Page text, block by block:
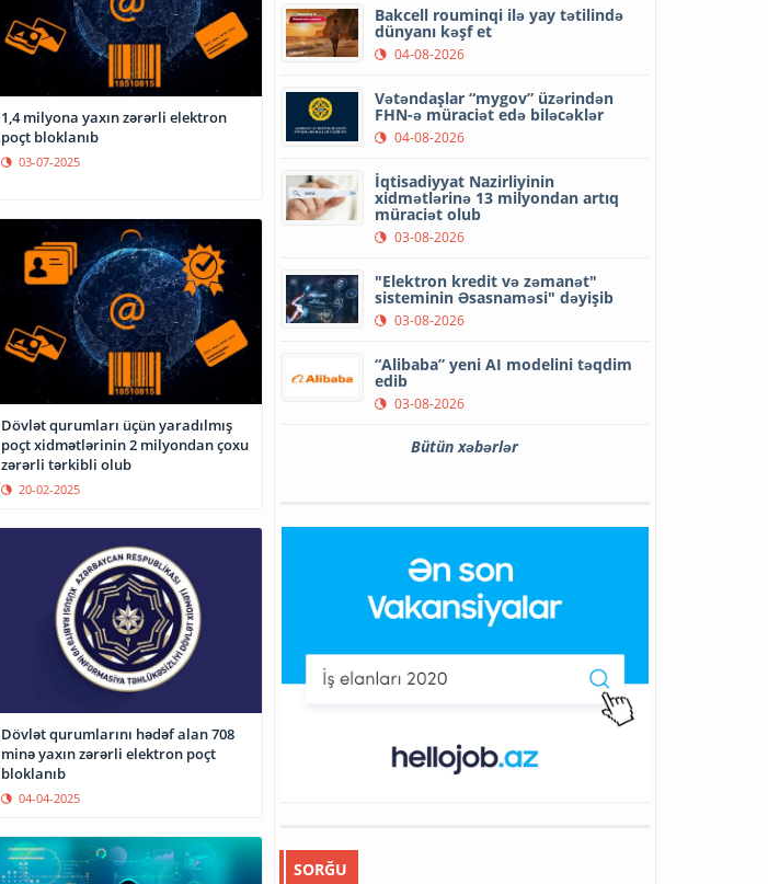
1,4 milyona yaxın zərərli elektron
poçt bloklanıb
03-07-2025
Dövlət qurumları üçün yaradılmış
poçt xidmətlərinin 2 milyondan çoxu
zərərli tərkibli olub
20-02-2025
Dövlət qurumlarını hədəf alan 708
minə yaxın zərərli elektron poçt
bloklanıb
04-04-2025
Bakcell rouminqi ilə yay tətilində
dünyanı kəşf et
04-08-2026
Vətəndaşlar “mygov” üzərindən
FHN-ə müraciət edə biləcəklər
04-08-2026
İqtisadiyyat Nazirliyinin
xidmətlərinə 13 milyondan artıq
müraciət olub
03-08-2026
"Elektron kredit və zəmanət"
sisteminin Əsasnaməsi" dəyişib
03-08-2026
“Alibaba” yeni AI modelini təqdim
edib
03-08-2026
Bütün xəbərlər
SORĞU